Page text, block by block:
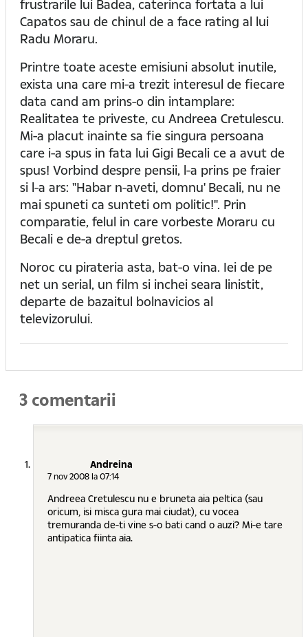
frustrarile lui Badea, caterinca fortata a lui
Capatos sau de chinul de a face rating al lui
Radu Moraru.
Printre toate aceste emisiuni absolut inutile,
exista una care mi-a trezit interesul de fiecare
data cand am prins-o din intamplare:
Realitatea te priveste, cu Andreea Cretulescu.
Mi-a placut inainte sa fie singura persoana
care i-a spus in fata lui Gigi Becali ce a avut de
spus! Vorbind despre pensii, l-a prins pe fraier
si l-a ars: "Habar n-aveti, domnu' Becali, nu ne
mai spuneti ca sunteti om politic!". Prin
comparatie, felul in care vorbeste Moraru cu
Becali e de-a dreptul gretos.
Noroc cu pirateria asta, bat-o vina. Iei de pe
net un serial, un film si inchei seara linistit,
departe de bazaitul bolnavicios al
televizorului.
3 comentarii
Andreina
7 nov 2008 la 07:14
Andreea Cretulescu nu e bruneta aia peltica (sau
oricum, isi misca gura mai ciudat), cu vocea
tremuranda de-ti vine s-o bati cand o auzi? Mi-e tare
antipatica fiinta aia.